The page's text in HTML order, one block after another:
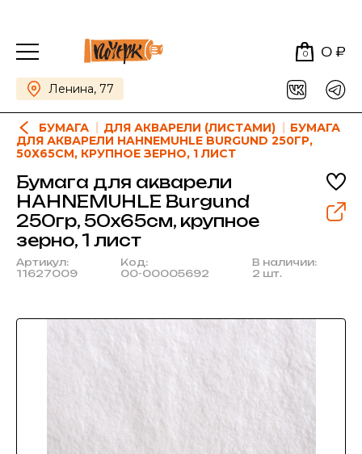
0 0 ₽
Ленина, 77
БУМАГА ДЛЯ АКВАРЕЛИ (ЛИСТАМИ)
БУМАГА
ДЛЯ АКВАРЕЛИ HAHNEMUHLE BURGUND 250ГР,
50Х65СМ, КРУПНОЕ ЗЕРНО, 1 ЛИСТ
Бумага для акварели
HAHNEMUHLE Burgund
250гр, 50х65см, крупное
зерно, 1 лист
Артикул:
11627009
Код:
00-00005692
В наличии:
2 шт.